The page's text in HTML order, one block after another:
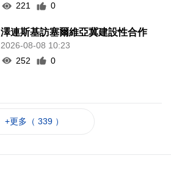
221
0
澤連斯基訪塞爾維亞冀建設性合作
2026-08-08 10:23
252
0
+更多（ 339 ）